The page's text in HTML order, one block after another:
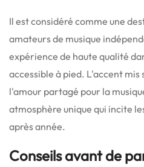
Il est considéré comme une
amateurs de musique
expérience de haute qualité
accessible à pied. L'accent mis
l'amour partagé pour la
atmosphère unique qui incite
après année.
Conseils avant de